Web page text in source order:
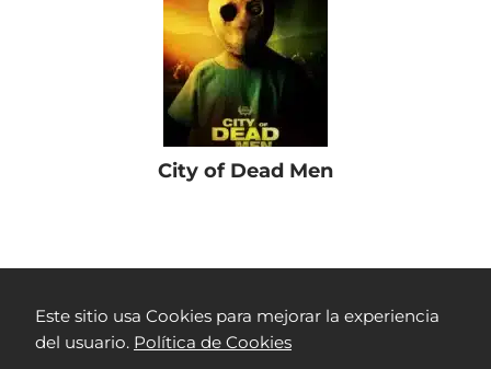
City of Dead Men
Este sitio usa Cookies para mejorar la experiencia
del usuario. Política de Cookies